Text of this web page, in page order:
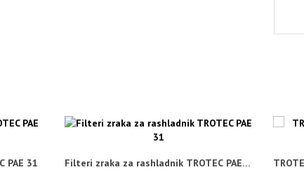
PAE 31
Filteri zraka za rashladnik TROTEC PAE